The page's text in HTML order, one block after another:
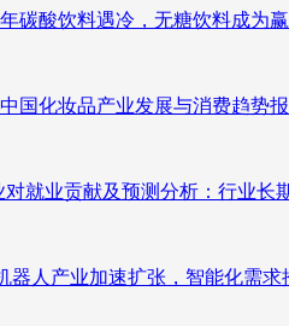
碳酸饮料遇冷，无糖饮料成为
国化妆品产业发展与消费趋势
对就业贡献及预测分析：行业
器人产业加速扩张，智能化需求